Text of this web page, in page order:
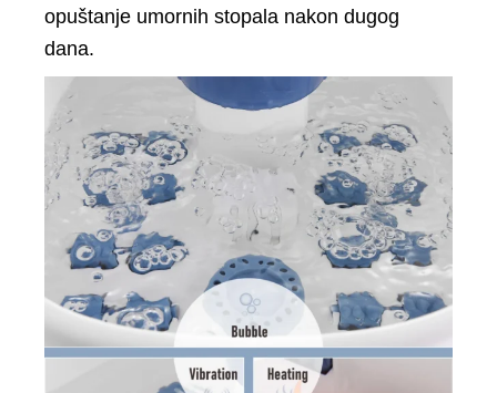
opuštanje umornih stopala nakon dugog
dana.